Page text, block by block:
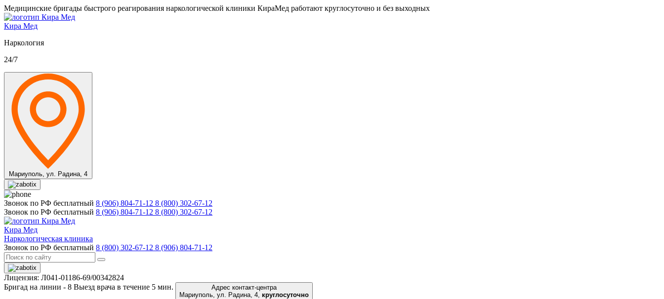
Медицинские бригады быстрого реагирования наркологической клиники КираМед работают круглосуточно и без выходных
Кира Мед
Наркология
24/7
Мариуполь, ул. Радина, 4
Звонок по РФ бесплатный 8 (906) 804-71-12 8 (800) 302-67-12
Звонок по РФ бесплатный 8 (906) 804-71-12 8 (800) 302-67-12
Кира Мед
Наркологическая клиника
Звонок по РФ бесплатный 8 (800) 302-67-12 8 (906) 804-71-12
Лицензия: Л041-01186-69/00342824
Бригад на линии - 8 Выезд врача в течение 5 мин.
Адрес контакт-центра
Мариуполь, ул. Радина, 4, круглосуточно